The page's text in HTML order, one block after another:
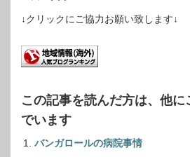
↓クリックにご協力お願い致します↓
この記事を読んだ方は、他
でいます
バンガロールの病院事情